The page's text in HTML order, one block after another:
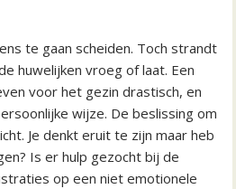
te gaan scheiden. Toch strandt
huwelijken vroeg of laat. Een
voor het gezin drastisch, en
wijze. De beslissing om
Je denkt eruit te zijn maar heb
Is er hulp gezocht bij de
op een niet emotionele